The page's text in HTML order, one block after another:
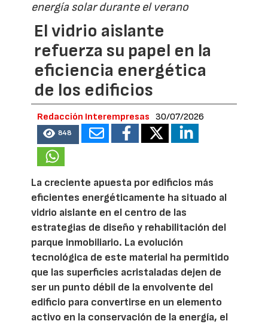
energía solar durante el verano
El vidrio aislante
refuerza su papel en la
eficiencia energética
de los edificios
Redacción Interempresas 30/07/2026
848
La creciente apuesta por edificios más
eficientes energéticamente ha situado al
vidrio aislante en el centro de las
estrategias de diseño y rehabilitación del
parque inmobiliario. La evolución
tecnológica de este material ha permitido
que las superficies acristaladas dejen de
ser un punto débil de la envolvente del
edificio para convertirse en un elemento
activo en la conservación de la energía, el